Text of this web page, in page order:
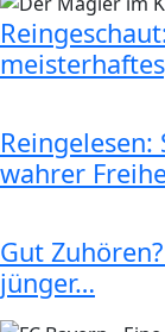
Reingelesen:
wahrer
Gut
jünger…